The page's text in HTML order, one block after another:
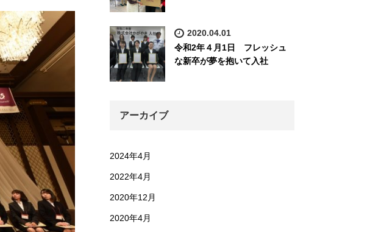
2020.04.01
令和2年４月1日 フレッシュ
な新卒が夢を抱いて入社
アーカイブ
2024年4月
2022年4月
2020年12月
2020年4月